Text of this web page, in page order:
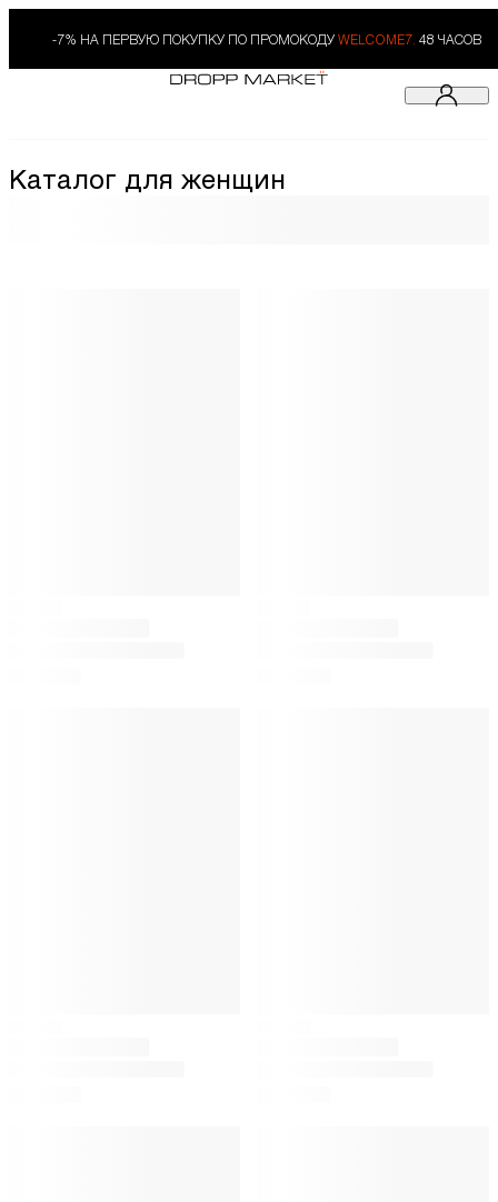
-7% НА ПЕРВУЮ ПОКУПКУ ПО ПРОМОКОДУ WELCOME7. 48 ЧАСОВ
Каталог для женщин